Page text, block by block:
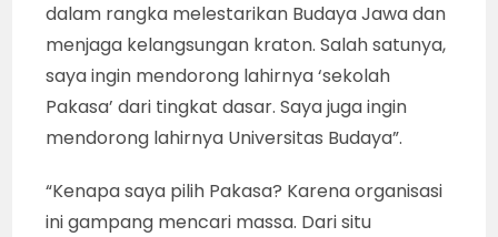
dalam rangka melestarikan Budaya Jawa dan
menjaga kelangsungan kraton. Salah satunya,
saya ingin mendorong lahirnya ‘sekolah
Pakasa’ dari tingkat dasar. Saya juga ingin
mendorong lahirnya Universitas Budaya”.
“Kenapa saya pilih Pakasa? Karena organisasi
ini gampang mencari massa. Dari situ